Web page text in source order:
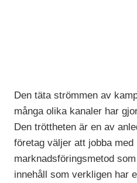
Den täta strömmen av
många olika kanaler har
Den tröttheten är en av
företag väljer att jobba
marknadsföringsmetod
innehåll som verkligen har